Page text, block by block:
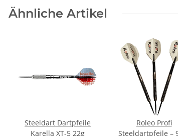
Ähnliche Artikel
Steeldart Dartpfeile
Karella XT-5 22g
Roleo Profi
Steeldartpfeile –